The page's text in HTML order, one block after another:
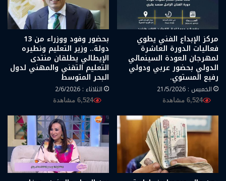
مركز الإبداع الفني يطوي
فعاليات الدورة العاشرة
لمهرجان العودة السينمائي
الدولي بحضور عربي ودولي
رفيع المستوي.
الخميس : 21/5/2026
6,524 مشاهدة
بحضور وفود ووزراء من 13
دولة.. وزير التعليم ونطيره
الإيطالي يطلقان منتدى
التعليم التقني والمهني لدول
البحر المتوسط
الثلاثاء : 2/6/2026
6,524 مشاهدة